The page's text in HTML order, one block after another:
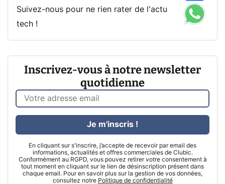
Suivez-nous pour ne rien rater de l'actu
tech !
Inscrivez-vous à notre newsletter
quotidienne
En cliquant sur s'inscrire, j’accepte de recevoir par email des
informations, actualités et offres commerciales de Clubic.
Conformément au RGPD, vous pouvez retirer votre consentement à
tout moment en cliquant sur le lien de désinscription présent dans
chaque email. Pour en savoir plus sur la gestion de vos données,
consultez notre Politique de confidentialité
Je m'inscris !